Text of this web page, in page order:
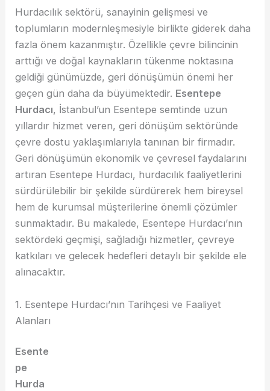
Hurdacılık sektörü, sanayinin gelişmesi ve
toplumların modernleşmesiyle birlikte giderek daha
fazla önem kazanmıştır. Özellikle çevre bilincinin
arttığı ve doğal kaynakların tükenme noktasına
geldiği günümüzde, geri dönüşümün önemi her
geçen gün daha da büyümektedir. Esentepe
Hurdacı, İstanbul’un Esentepe semtinde uzun
yıllardır hizmet veren, geri dönüşüm sektöründe
çevre dostu yaklaşımlarıyla tanınan bir firmadır.
Geri dönüşümün ekonomik ve çevresel faydalarını
artıran Esentepe Hurdacı, hurdacılık faaliyetlerini
sürdürülebilir bir şekilde sürdürerek hem bireysel
hem de kurumsal müşterilerine önemli çözümler
sunmaktadır. Bu makalede, Esentepe Hurdacı’nın
sektördeki geçmişi, sağladığı hizmetler, çevreye
katkıları ve gelecek hedefleri detaylı bir şekilde ele
alınacaktır.
1. Esentepe Hurdacı’nın Tarihçesi ve Faaliyet
Alanları
Esente
pe
Hurda